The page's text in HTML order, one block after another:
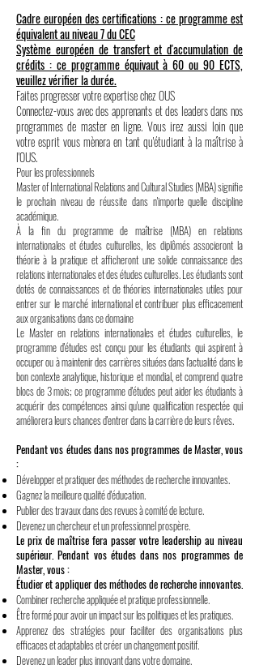
Cadre européen des certifications : ce programme est
équivalent au niveau 7 du CEC
Système européen de transfert et d'accumulation de
crédits : ce programme équivaut à 60 ou 90 ECTS,
veuillez vérifier la durée.
Faites progresser votre expertise chez OUS
Connectez-vous avec des apprenants et des leaders dans nos
programmes de master en ligne. Vous irez aussi loin que
votre esprit vous mènera en tant qu'étudiant à la maîtrise à
l'OUS.
Pour les professionnels
Master of International Relations and Cultural Studies (MBA) signifie
le prochain niveau de réussite dans n'importe quelle discipline
académique.
À la fin du programme de maîtrise (MBA) en relations
internationales et études culturelles, les diplômés associeront la
théorie à la pratique et afficheront une solide connaissance des
relations internationales et des études culturelles. Les étudiants sont
dotés de connaissances et de théories internationales utiles pour
entrer sur le marché international et contribuer plus efficacement
aux organisations dans ce domaine
Le Master en relations internationales et études culturelles, le
programme d'études est conçu pour les étudiants qui aspirent à
occuper ou à maintenir des carrières situées dans l'actualité dans le
bon contexte analytique, historique et mondial, et comprend quatre
blocs de 3 mois; ce programme d'études peut aider les étudiants à
acquérir des compétences ainsi qu'une qualification respectée qui
améliorera leurs chances d'entrer dans la carrière de leurs rêves.
Pendant vos études dans nos programmes de Master, vous
:
Développer et pratiquer des méthodes de recherche innovantes.
Gagnez la meilleure qualité d'éducation.
Publier des travaux dans des revues à comité de lecture.
Devenez un chercheur et un professionnel prospère.
Le prix de maîtrise fera passer votre leadership au niveau
supérieur. Pendant vos études dans nos programmes de
Master, vous :
Étudier et appliquer des méthodes de recherche innovantes.
Combiner recherche appliquée et pratique professionnelle.
Être formé pour avoir un impact sur les politiques et les pratiques.
Apprenez des stratégies pour faciliter des organisations plus
efficaces et adaptables et créer un changement positif.
Devenez un leader plus innovant dans votre domaine.